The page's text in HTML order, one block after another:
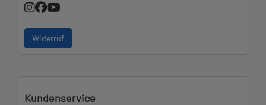
Widerruf
Kundenservice